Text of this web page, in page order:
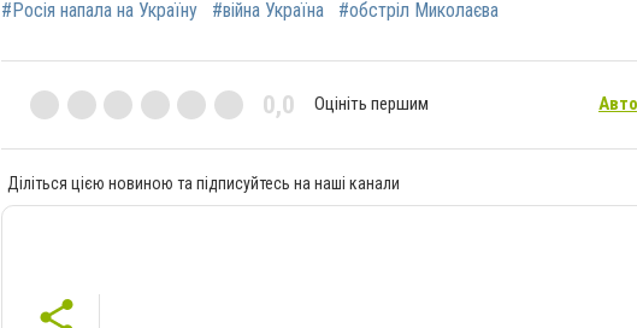
#Росія напала на Україну #війна Україна #обстріл Миколаєва
0,0 Оцініть першим
Діліться цією новиною та підписуйтесь на наші канали